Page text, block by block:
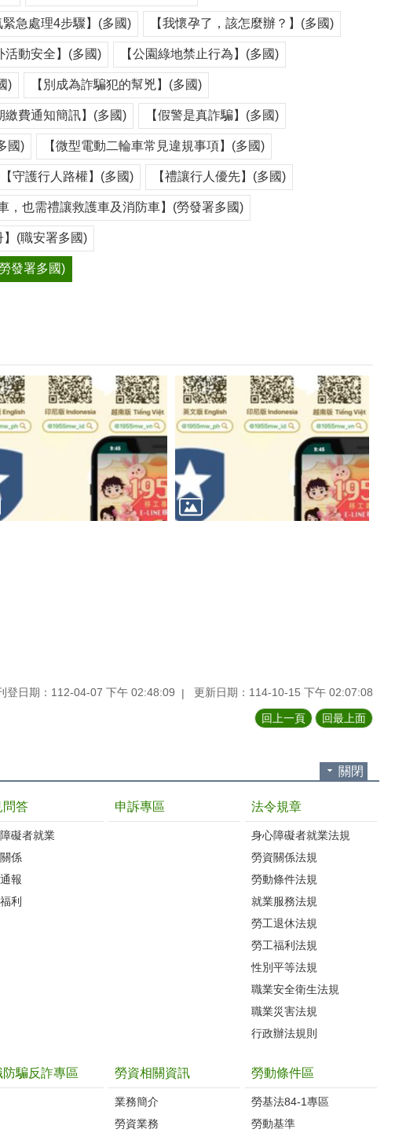
緊急處理4步驟】(多國) 【我懷孕了，該怎麼辦？】(多國)
活動安全】(多國) 【公園綠地禁止行為】(多國)
) 【別成為詐騙犯的幫兇】(多國)
繳費通知簡訊】(多國) 【假警是真詐騙】(多國)
國) 【微型電動二輪車常見違規事項】(多國)
【守護行人路權】(多國) 【禮讓行人優先】(多國)
，也需禮讓救護車及消防車】(勞發署多國)
】(職安署多國)
發署多國)
登日期：112-04-07 下午 02:48:09 更新日期：114-10-15 下午 02:07:08
回上一頁 回最上面
關閉
問答
礙者就業
係
報
利
申訴專區 法令規章
身心障礙者就業法規
勞資關係法規
勞動條件法規
就業服務法規
勞工退休法規
勞工福利法規
性別平等法規
職業安全衛生法規
職業災害法規
行政辦法規則
防騙反詐專區 勞資相關資訊
業務簡介
勞資業務
勞動條件區
勞基法84-1專區
勞動基準